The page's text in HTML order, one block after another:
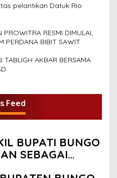
pelantikan Datuk Rio
RESMI DIMULAI,
PERDANA BIBIT SAWIT
TABLIGH AKBAR BERSAMA
Feed
BUPATI BUNGO
SEBAGAI